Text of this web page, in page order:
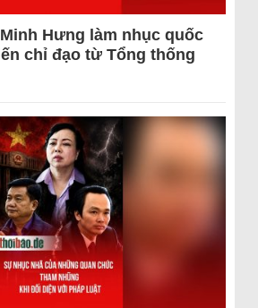
Hưng làm nhục quốc
chỉ đạo từ Tổng thống